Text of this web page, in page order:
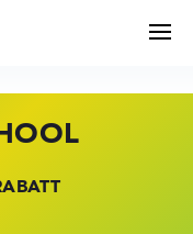
BEI HP